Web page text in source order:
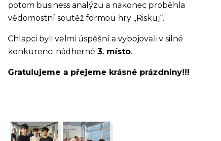
potom business analýzu a nakonec proběhla
vědomostní soutěž formou hry „Riskuj“.
Chlapci byli velmi úspěšní a vybojovali v silné
konkurenci nádherné 3. místo.
Gratulujeme a přejeme krásné prázdniny!!!